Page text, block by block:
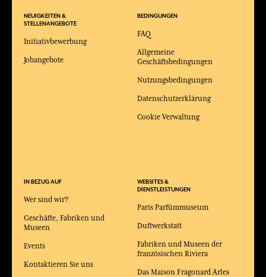
BEDINGUNGEN
FAQ
Allgemeine
Geschäftsbedingungen
Nutzungsbedingungen
Datenschutzerklärung
Cookie Verwaltung
WEBSITES &
DIENSTLEISTUNGEN
Paris Parfümmuseum
Duftwerkstatt
Fabriken und Museen der
französischen Riviera
Das Maison Fragonard Arles
IN BEZUG AUF
Wer sind wir?
Geschäfte, Fabriken und
Museen
Events
Kontaktieren Sie uns
NEUIGKEITEN &
STELLENANGEBOTE
Initiativbewerbung
Jobangebote